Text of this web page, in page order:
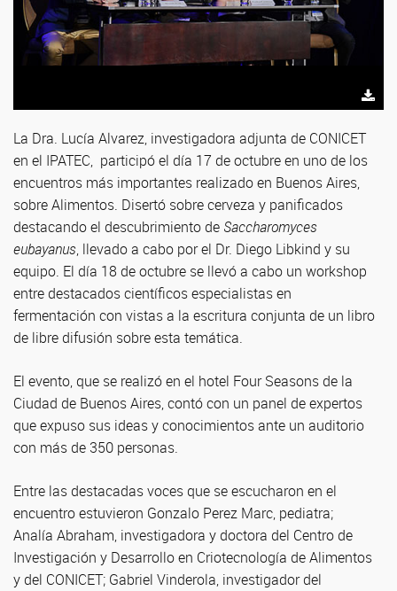
La Dra. Lucía Alvarez, investigadora adjunta de CONICET
en el IPATEC, participó el día 17 de octubre en uno de los
encuentros más importantes realizado en Buenos Aires,
sobre Alimentos. Disertó sobre cerveza y panificados
destacando el descubrimiento de Saccharomyces
eubayanus, llevado a cabo por el Dr. Diego Libkind y su
equipo. El día 18 de octubre se llevó a cabo un workshop
entre destacados científicos especialistas en
fermentación con vistas a la escritura conjunta de un libro
de libre difusión sobre esta temática.
El evento, que se realizó en el hotel Four Seasons de la
Ciudad de Buenos Aires, contó con un panel de expertos
que expuso sus ideas y conocimientos ante un auditorio
con más de 350 personas.
Entre las destacadas voces que se escucharon en el
encuentro estuvieron Gonzalo Perez Marc, pediatra;
Analía Abraham, investigadora y doctora del Centro de
Investigación y Desarrollo en Criotecnología de Alimentos
y del CONICET; Gabriel Vinderola, investigador del